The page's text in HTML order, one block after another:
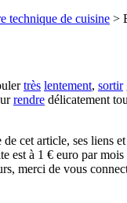
technique de cuisine >
très lentement, sortir
rendre délicatement
cet article, ses liens et
est à 1 € euro par
merci de vous